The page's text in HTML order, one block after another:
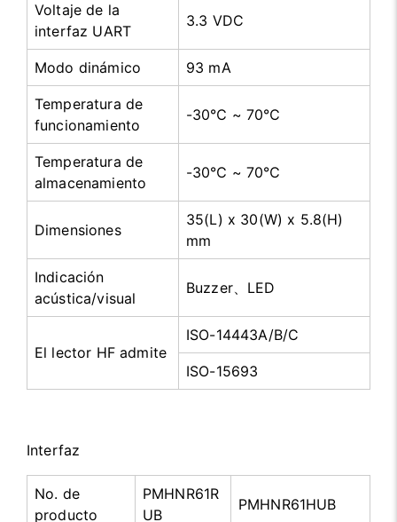
Voltaje de la
interfaz UART
3.3 VDC
Modo dinámico 93 mA
Temperatura de
funcionamiento
-30℃ ~ 70℃
Temperatura de
almacenamiento
-30℃ ~ 70℃
Dimensiones
35(L) x 30(W) x 5.8(H)
mm
Indicación
acústica/visual
Buzzer、LED
El lector HF admite
ISO-14443A/B/C
ISO-15693
Interfaz
No. de
producto
PMHNR61R
UB
PMHNR61HUB